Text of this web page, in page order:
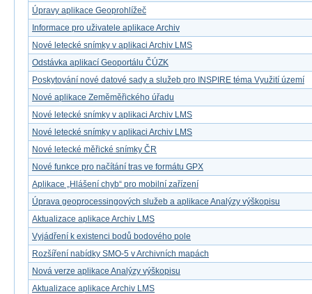
Úpravy aplikace Geoprohlížeč
Informace pro uživatele aplikace Archiv
Nové letecké snímky v aplikaci Archiv LMS
Odstávka aplikací Geoportálu ČÚZK
Poskytování nové datové sady a služeb pro INSPIRE téma Využití území
Nové aplikace Zeměměřického úřadu
Nové letecké snímky v aplikaci Archiv LMS
Nové letecké snímky v aplikaci Archiv LMS
Nové letecké měřické snímky ČR
Nové funkce pro načítání tras ve formátu GPX
Aplikace „Hlášení chyb“ pro mobilní zařízení
Úprava geoprocessingových služeb a aplikace Analýzy výškopisu
Aktualizace aplikace Archiv LMS
Vyjádření k existenci bodů bodového pole
Rozšíření nabídky SMO-5 v Archivních mapách
Nová verze aplikace Analýzy výškopisu
Aktualizace aplikace Archiv LMS